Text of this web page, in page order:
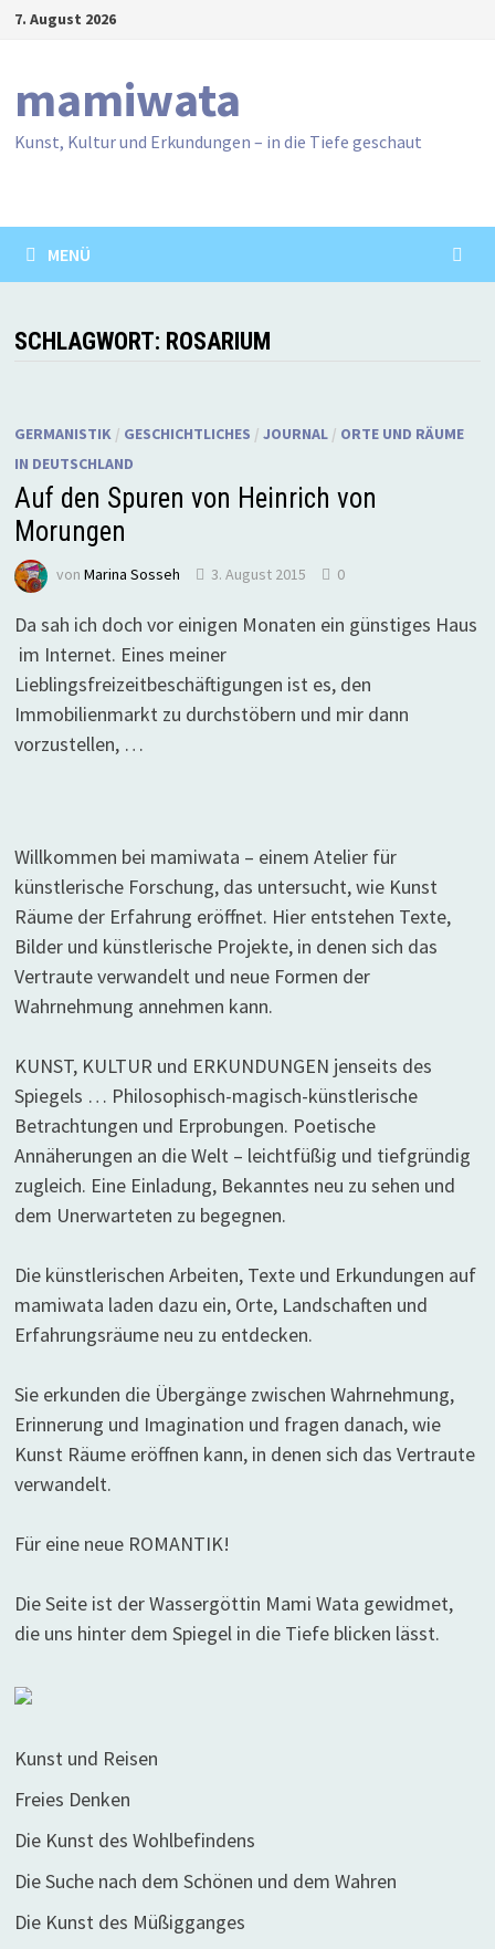
Zum7. August 2026
mamiwata
Kunst, Kultur und Erkundungen – in die Tiefe geschaut
MENÜ
SCHLAGWORT: ROSARIUM
GERMANISTIK/ GESCHICHTLICHES / JOURNAL/ ORTE UND RÄUME
IN DEUTSCHLAND
Auf den Spuren von Heinrich von
Morungen
von Marina Sosseh 3. August 2015 0
Da sah ich doch vor einigen Monaten ein günstiges Haus
im Internet. Eines meiner
Lieblingsfreizeitbeschäftigungen ist es, den
Immobilienmarkt zu durchstöbern und mir dann
vorzustellen, …
Willkommen bei mamiwata – einem Atelier für
künstlerische Forschung, das untersucht, wie Kunst
Räume der Erfahrung eröffnet. Hier entstehen Texte,
Bilder und künstlerische Projekte, in denen sich das
Vertraute verwandelt und neue Formen der
Wahrnehmung annehmen kann.
KUNST, KULTUR und ERKUNDUNGEN jenseits des
Spiegels … Philosophisch-magisch-künstlerische
Betrachtungen und Erprobungen. Poetische
Annäherungen an die Welt – leichtfüßig und tiefgründig
zugleich. Eine Einladung, Bekanntes neu zu sehen und
dem Unerwarteten zu begegnen.
Die künstlerischen Arbeiten, Texte und Erkundungen auf
mamiwata laden dazu ein, Orte, Landschaften und
Erfahrungsräume neu zu entdecken.
Sie erkunden die Übergänge zwischen Wahrnehmung,
Erinnerung und Imagination und fragen danach, wie
Kunst Räume eröffnen kann, in denen sich das Vertraute
verwandelt.
Für eine neue ROMANTIK!
Die Seite ist der Wassergöttin Mami Wata gewidmet,
die uns hinter dem Spiegel in die Tiefe blicken lässt.
Kunst und Reisen
Freies Denken
Die Kunst des Wohlbefindens
Die Suche nach dem Schönen und dem Wahren
Die Kunst des Müßigganges